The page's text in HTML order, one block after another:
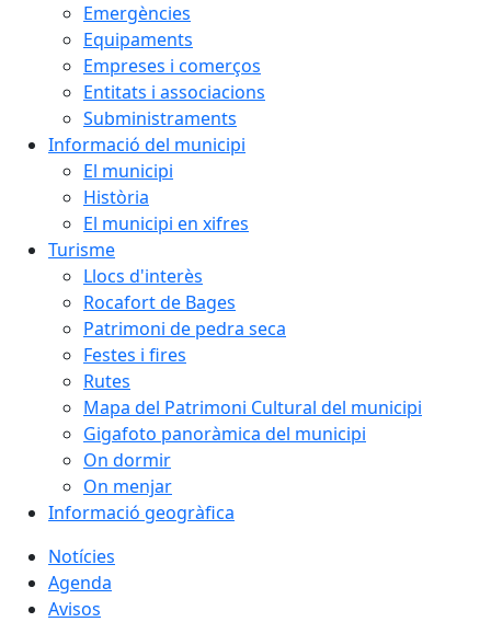
Emergències
Equipaments
Empreses i comerços
Entitats i associacions
Subministraments
Informació del municipi
El municipi
Història
El municipi en xifres
Turisme
Llocs d'interès
Rocafort de Bages
Patrimoni de pedra seca
Festes i fires
Rutes
Mapa del Patrimoni Cultural del municipi
Gigafoto panoràmica del municipi
On dormir
On menjar
Informació geogràfica
Notícies
Agenda
Avisos